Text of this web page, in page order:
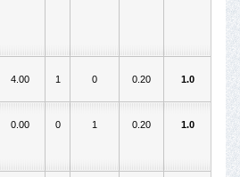
4.00 1 0 0.20 1.0
0.00 0 1 0.20 1.0